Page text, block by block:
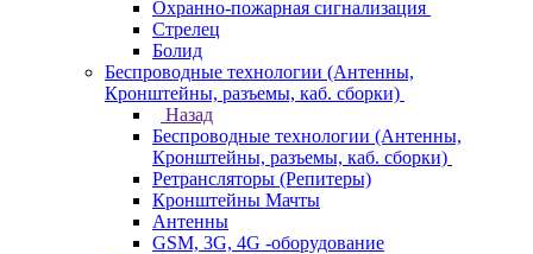
Охранно-пожарная сигнализация
Стрелец
Болид
Беспроводные технологии (Антенны,
Кронштейны, разъемы, каб. сборки)
Назад
Беспроводные технологии (Антенны,
Кронштейны, разъемы, каб. сборки)
Ретрансляторы (Репитеры)
Кронштейны Мачты
Антенны
GSM, 3G, 4G -оборудование